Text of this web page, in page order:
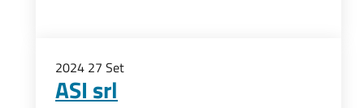
2024 27 Set
ASI srl